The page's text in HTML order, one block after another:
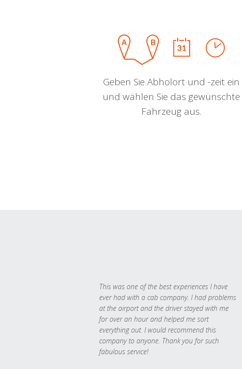
Geben Sie Abholort und -zeit ein
und wählen Sie das gewünschte
Fahrzeug aus.
This was one of the best experiences I have
ever had with a cab company. I had problems
at the airport and the driver stayed with me
for over an hour and helped me sort
everything out. I would recommend this
company to anyone. Thank you for such
fabulous service!